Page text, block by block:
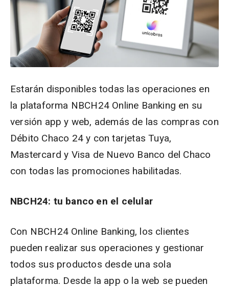
Estarán disponibles todas las operaciones en
la plataforma NBCH24 Online Banking en su
versión app y web, además de las compras con
Débito Chaco 24 y con tarjetas Tuya,
Mastercard y Visa de Nuevo Banco del Chaco
con todas las promociones habilitadas.
NBCH24: tu banco en el celular
Con NBCH24 Online Banking, los clientes
pueden realizar sus operaciones y gestionar
todos sus productos desde una sola
plataforma. Desde la app o la web se pueden